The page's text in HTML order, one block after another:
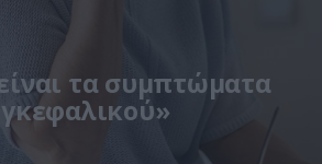
τα συμπτώματα